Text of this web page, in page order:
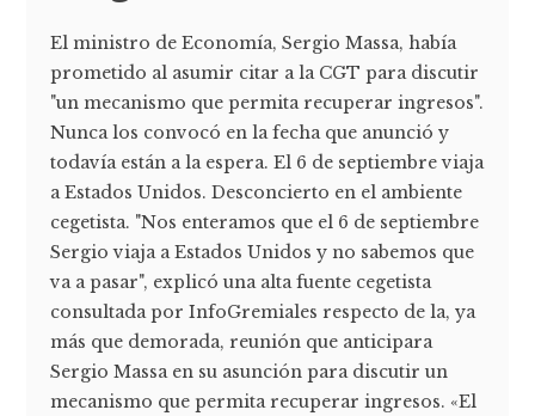
El ministro de Economía, Sergio Massa, había
prometido al asumir citar a la CGT para discutir
"un mecanismo que permita recuperar ingresos".
Nunca los convocó en la fecha que anunció y
todavía están a la espera. El 6 de septiembre viaja
a Estados Unidos. Desconcierto en el ambiente
cegetista. "Nos enteramos que el 6 de septiembre
Sergio viaja a Estados Unidos y no sabemos que
va a pasar", explicó una alta fuente cegetista
consultada por InfoGremiales respecto de la, ya
más que demorada, reunión que anticipara
Sergio Massa en su asunción para discutir un
mecanismo que permita recuperar ingresos. «El